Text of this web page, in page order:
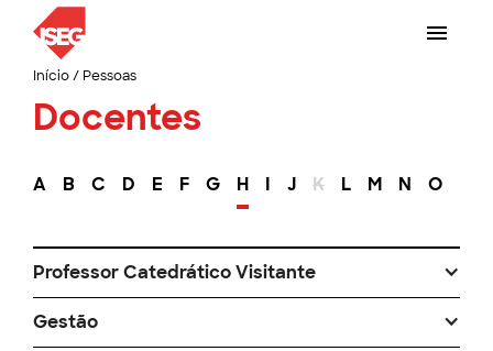
Início/ Pessoas
Docentes
A B C D E F G H I J K L M N O
Professor Catedrático Visitante
Gestão